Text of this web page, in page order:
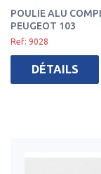
POULIE ALU
PEUGEOT 103
Ref: 9028
DÉTAILS